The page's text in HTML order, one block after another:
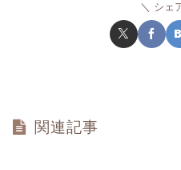
シェ
関連記事